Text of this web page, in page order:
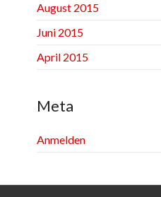
August 2015
Juni 2015
April 2015
Meta
Anmelden